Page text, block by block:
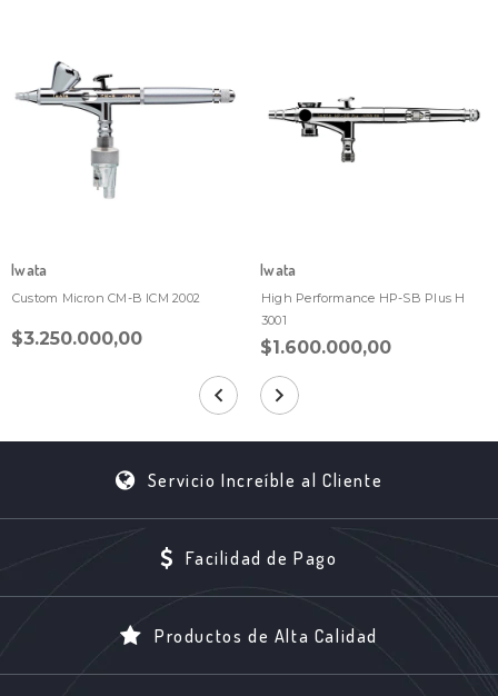
Iwata
Custom Micron CM-B ICM 2002
$3.250.000,00
Iwata
High Performance HP-SB Plus H
3001
$1.600.000,00
Servicio Increíble al Cliente
Facilidad de Pago
Productos de Alta Calidad